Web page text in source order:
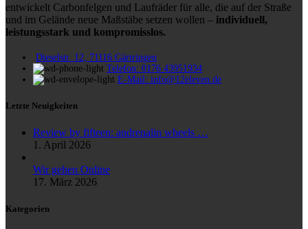
entwickelt Carbonfelgen und Laufräder für alle, die auf der Straße
und im Gelände neue Maßstäbe setzen wollen – individuell,
leistungsstark und kompromisslos.
Dieselstr. 12, 71116 Gärtringen
Telefon: 0176 43951934
E-Mail: info@12eleven.de
Letzte Neuigkeiten
Review by fifteen: andrenalin wheels …
1. April 2026
Wir gehen Online
17. März 2026
Kategorien